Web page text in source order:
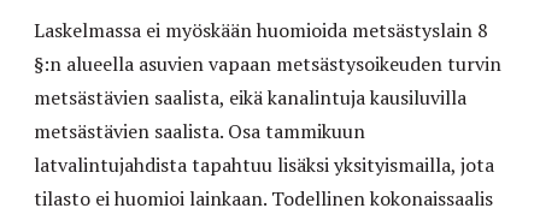
Laskelmassa ei myöskään huomioida metsästyslain 8
§:n alueella asuvien vapaan metsästysoikeuden turvin
metsästävien saalista, eikä kanalintuja kausiluvilla
metsästävien saalista. Osa tammikuun
latvalintujahdista tapahtuu lisäksi yksityismailla, jota
tilasto ei huomioi lainkaan. Todellinen kokonaissaalis